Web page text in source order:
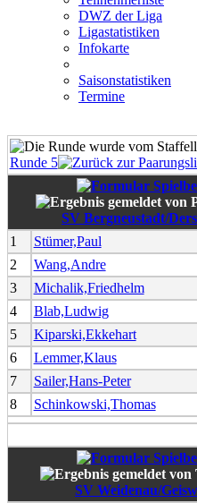
DWZ der Liga
Ligastatistiken
Infokarte
Saisonstatistiken
Termine
Runde 5
SV Bergneustadt/
1 Stümer,Paul
2
Wang,Andre
3
Michalik,Friedhelm
4
Blab,Ludwig
5
Kiparski,Ekkehart
6
Lemmer,Klaus
7
Sailer,Hans-Peter
8
Schinkowski,Thomas
SV Weidenau/